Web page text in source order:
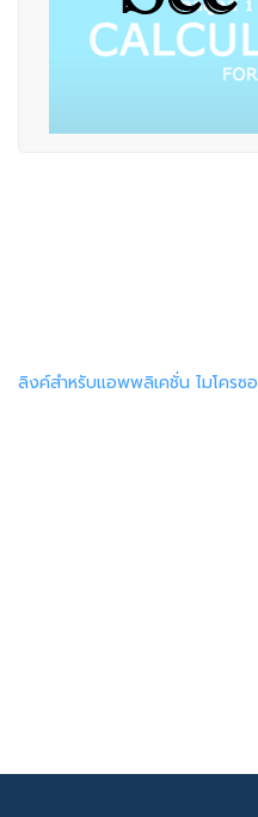
ลิงค์สำหรับแอพพลิเคชั่น ไมโคร